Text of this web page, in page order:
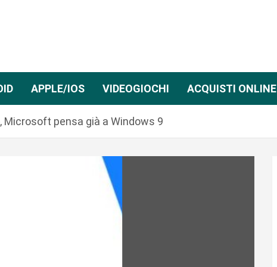
APPLE/IOS VIDEOGIOCHI ACQUISTI ONLINE
Microsoft pensa già a Windows 9